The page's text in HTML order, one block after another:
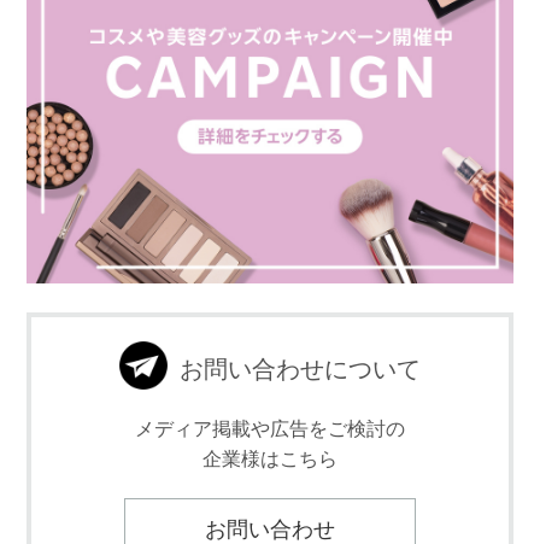
お問い合わせについて
メディア掲載や広告をご検討の
企業様はこちら
お問い合わせ